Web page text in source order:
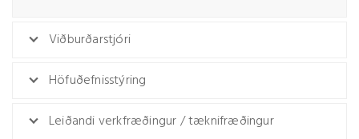
Viðburðarstjóri
Höfuðefnisstýring
Leiðandi verkfræðingur / tæknifræðingur